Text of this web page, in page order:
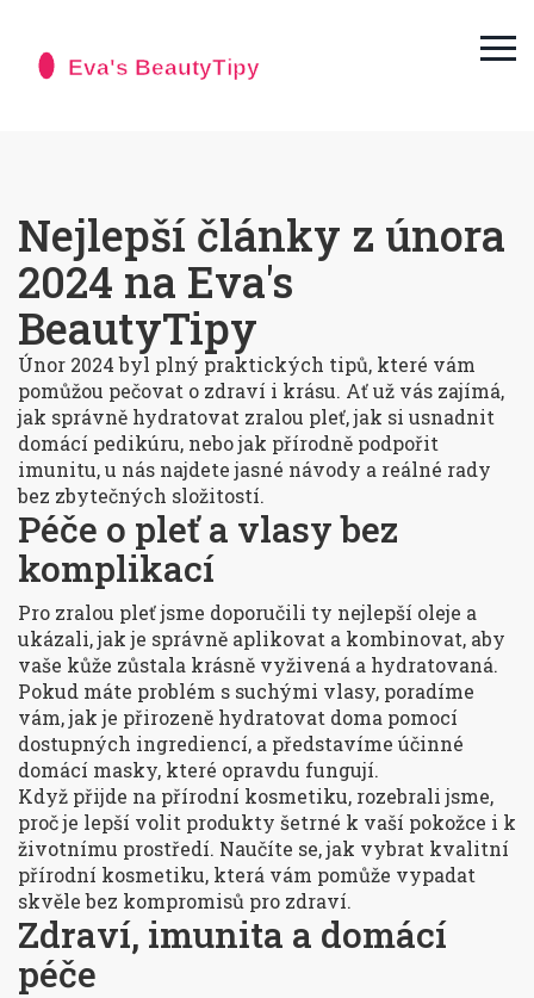
Nejlepší články z února
2024 na Eva's
BeautyTipy
Únor 2024 byl plný praktických tipů, které vám
pomůžou pečovat o zdraví i krásu. Ať už vás zajímá,
jak správně hydratovat zralou pleť, jak si usnadnit
domácí pedikúru, nebo jak přírodně podpořit
imunitu, u nás najdete jasné návody a reálné rady
bez zbytečných složitostí.
Péče o pleť a vlasy bez
komplikací
Pro zralou pleť jsme doporučili ty nejlepší oleje a
ukázali, jak je správně aplikovat a kombinovat, aby
vaše kůže zůstala krásně vyživená a hydratovaná.
Pokud máte problém s suchými vlasy, poradíme
vám, jak je přirozeně hydratovat doma pomocí
dostupných ingrediencí, a představíme účinné
domácí masky, které opravdu fungují.
Když přijde na přírodní kosmetiku, rozebrali jsme,
proč je lepší volit produkty šetrné k vaší pokožce i k
životnímu prostředí. Naučíte se, jak vybrat kvalitní
přírodní kosmetiku, která vám pomůže vypadat
skvěle bez kompromisů pro zdraví.
Zdraví, imunita a domácí
péče